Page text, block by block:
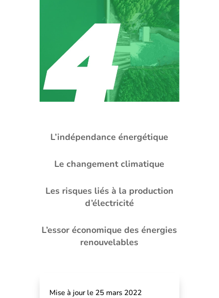
L’indépendance énergétique
Le changement climatique
Les risques liés à la production
d’électricité
L’essor économique des énergies
renouvelables
Mise à jour le 25 mars 2022